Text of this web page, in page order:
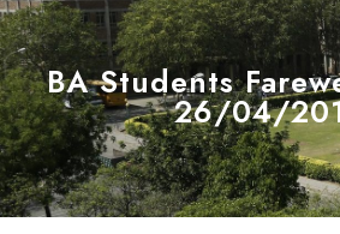
BA Students
26/04/